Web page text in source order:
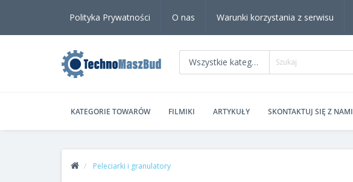
Polityka Prywatności O nas Warunki korzystania z serwisu
Wszystkie kategorie
KATEGORIE TOWARÓW FILMIKI ARTYKUŁY SKONTAKTUJ SIĘ Z NAMI
Peleciarki i granulatory